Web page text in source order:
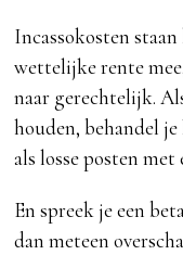
Incassokosten
wettelijke rente
naar gerechtelijk.
houden, behandel
als losse posten
En spreek je een
dan meteen